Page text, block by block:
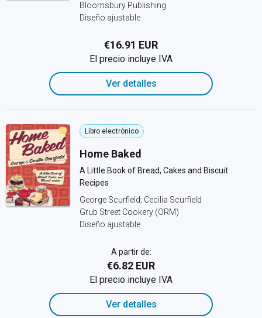
Bloomsbury Publishing
Diseño ajustable
€16.91 EUR
El precio incluye IVA
Ver detalles
Libro electrónico
Home Baked
A Little Book of Bread, Cakes and Biscuit
Recipes
George Scurfield; Cecilia Scurfield
Grub Street Cookery (ORM)
Diseño ajustable
A partir de:
€6.82 EUR
El precio incluye IVA
Ver detalles